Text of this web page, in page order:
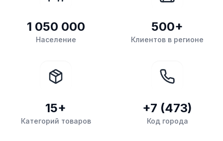
1 050 000
Население
500+
Клиентов в регионе
15+
Категорий товаров
+7 (473)
Код города